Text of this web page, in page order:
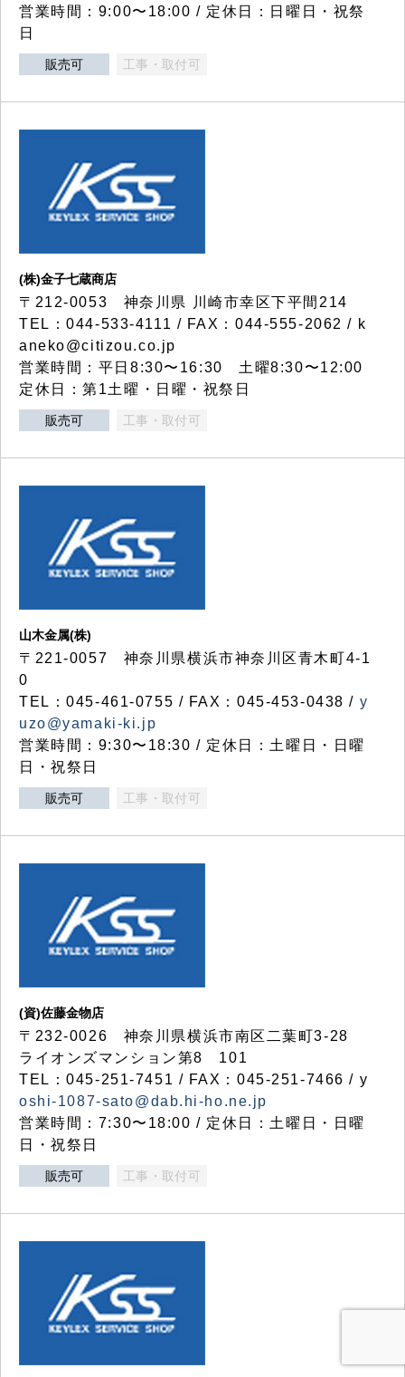
営業時間：9:00〜18:00 / 定休日：日曜日・祝祭
日
販売可 工事・取付可
(株)金子七蔵商店
〒212-0053 神奈川県 川崎市幸区下平間214
TEL：044-533-4111 / FAX：044-555-2062 / k
aneko@citizou.co.jp
営業時間：平日8:30〜16:30 土曜8:30〜12:00
定休日：第1土曜・日曜・祝祭日
販売可 工事・取付可
山木金属(株)
〒221-0057 神奈川県横浜市神奈川区青木町4-1
0
TEL：045-461-0755 / FAX：045-453-0438 / y
uzo@yamaki-ki.jp
営業時間：9:30〜18:30 / 定休日：土曜日・日曜
日・祝祭日
販売可 工事・取付可
(資)佐藤金物店
〒232-0026 神奈川県横浜市南区二葉町3-28
ライオンズマンション第8 101
TEL：045-251-7451 / FAX：045-251-7466 / y
oshi-1087-sato@dab.hi-ho.ne.jp
営業時間：7:30〜18:00 / 定休日：土曜日・日曜
日・祝祭日
販売可 工事・取付可